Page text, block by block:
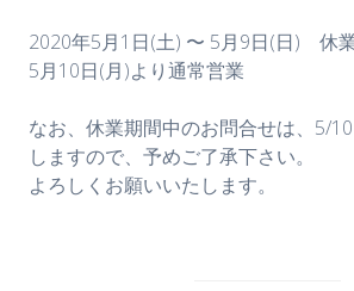
2020年5月1日(土) 〜 5月9日(日) 休
5月10日(月)より通常営業
なお、休業期間中のお問合せは、5/
しますので、予めご了承下さい。
よろしくお願いいたします。